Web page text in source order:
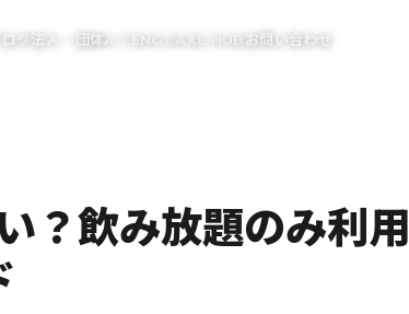
ログ 法人・団体A.TENGU AXE HUB お問い合わせ
？飲み放題のみ利用